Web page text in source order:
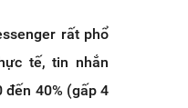
rất phổ
tế, tin nhắn
40% (gấp 4